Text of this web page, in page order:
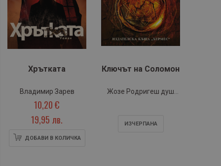
Хрътката
Владимир Зарев
10,20 €
19,95 лв.
ДОБАВИ В КОЛИЧКА
Ключът на Соломон
Жозе Родригеш душ
ИЗЧЕРПАНA